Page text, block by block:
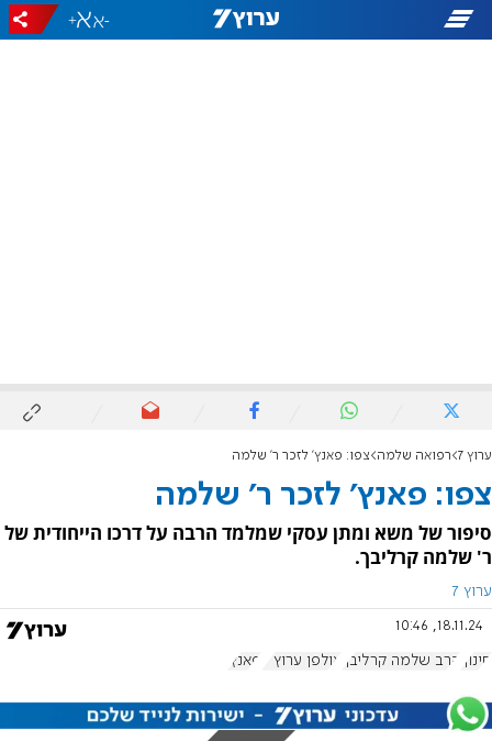
-
+
ערוץ 7 רפואה שלמה צפו: פאנץ' לזכר ר' שלמה
צפו: פאנץ' לזכר ר' שלמה
סיפור של משא ומתן עסקי שמלמד הרבה על דרכו הייחודית של
ר' שלמה קרליבך.
ערוץ 7
18.11.24, 10:46
חינוך הרב שלמה קרליבך אולפן ערוץ 7 פאנץ'